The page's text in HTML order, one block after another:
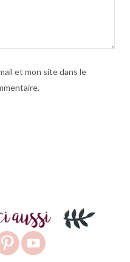
et mon site dans le